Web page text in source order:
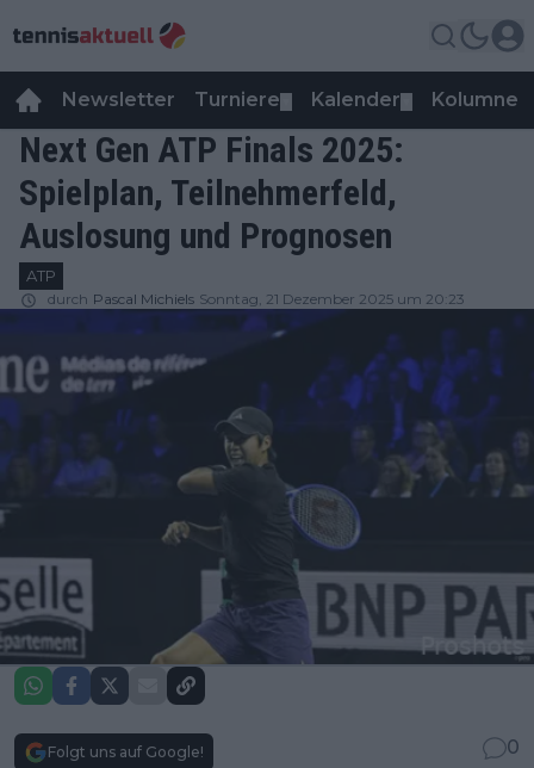
Newsletter Turniere Kalender Kolumnen
Next Gen ATP Finals 2025:
Spielplan, Teilnehmerfeld,
Auslosung und Prognosen
ATP
durch Pascal Michiels Sonntag, 21 Dezember 2025 um 20:23
Folgt uns auf Google!
0